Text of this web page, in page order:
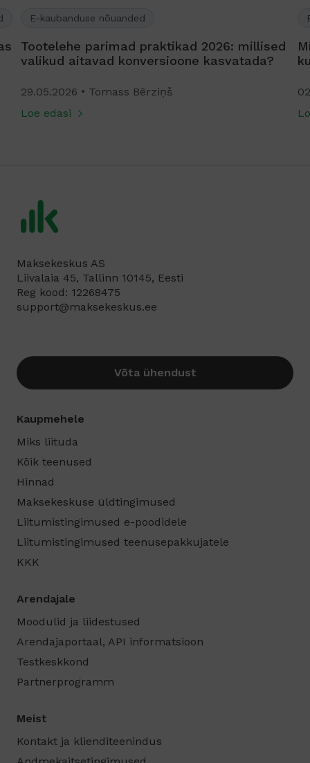
E-kaubanduse nõuanded
Tootelehe parimad praktikad 2026: millised
valikud aitavad konversioone kasvatada?
29.05.2026
Tomass Bērziņš
Loe edasi
Maksekeskus AS
Liivalaia 45, Tallinn 10145, Eesti
Reg kood: 12268475
support@maksekeskus.ee
Võta ühendust
Kaupmehele
Miks liituda
Kõik teenused
Hinnad
Maksekeskuse üldtingimused
Liitumistingimused e-poodidele
Liitumistingimused teenusepakkujatele
KKK
Arendajale
Moodulid ja liidestused
Arendajaportaal, API informatsioon
Testkeskkond
Partnerprogramm
Meist
Kontakt ja klienditeenindus